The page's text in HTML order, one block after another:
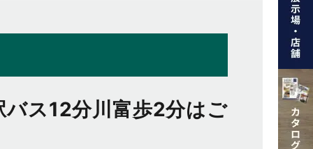
ス12分川富歩2分はご